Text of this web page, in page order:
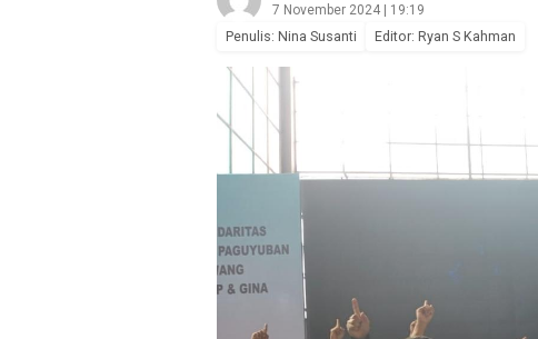
7 November 2024 | 19:19
Penulis: Nina Susanti Editor: Ryan S Kahman